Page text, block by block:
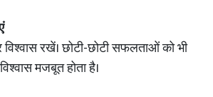
विश्वास रखें। छोटी-छोटी सफलताओं को भी
मजबूत होता है।